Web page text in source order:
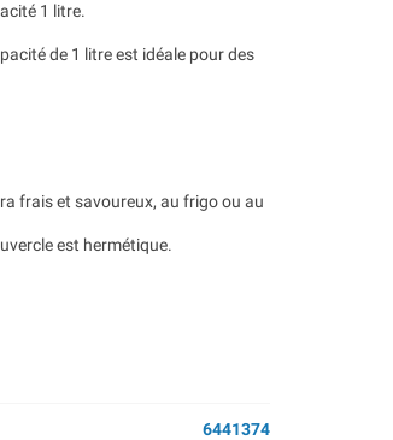
1 litre.
de 1 litre est idéale pour des
frais et savoureux, au frigo ou au
est hermétique.
6441374